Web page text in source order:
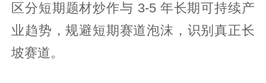
区分短期题材炒作与 3-5 年长期可持续产
业趋势，规避短期赛道泡沫，识别真正长
坡赛道。